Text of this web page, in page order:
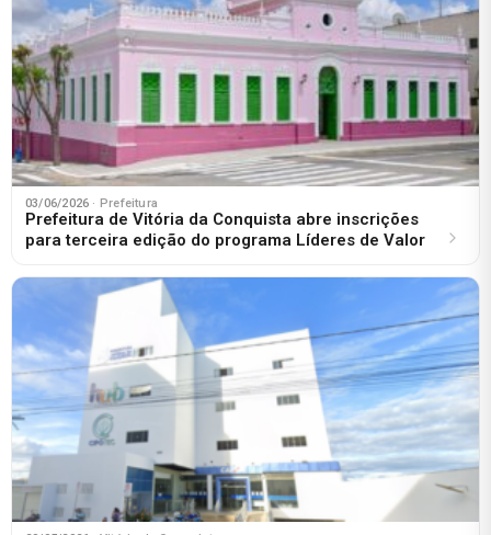
03/06/2026 · Prefeitura
Prefeitura de Vitória da Conquista abre inscrições
para terceira edição do programa Líderes de Valor